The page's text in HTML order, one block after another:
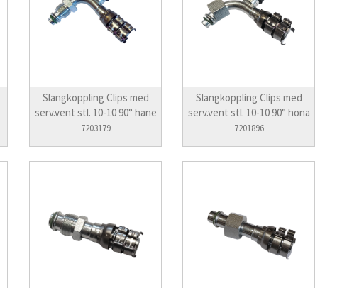
Slangkoppling Clips med
serv.vent stl. 10-10 90° hane
7203179
Slangkoppling Clips med
serv.vent stl. 10-10 90° hona
7201896